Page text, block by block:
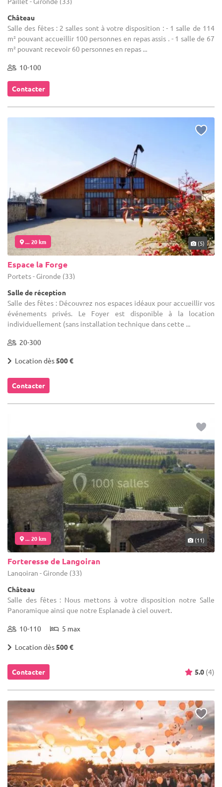
Château
Salle des fêtes : 2 salles sont à votre disposition : - 1 salle de 114
m² pouvant accueillir 100 personnes en repas assis . - 1 salle de 67
m² pouvant recevoir 60 personnes en repas ...
10-100
Contacter
... 20 km (5)
Espace la Forge
Portets - Gironde (33)
Salle de réception
Salle des fêtes : Découvrez nos espaces idéaux pour accueillir vos
événements privés. Le Foyer est disponible à la location
individuellement (sans installation technique dans cette ...
20-300
Location dès500 €
Contacter
... 20 km (11)
Forteresse de Langoiran
Langoiran - Gironde (33)
Château
Salle des fêtes : Nous mettons à votre disposition notre Salle
Panoramique ainsi que notre Esplanade à ciel ouvert.
10-110 5 max
Location dès500 €
Contacter 5.0 (4)